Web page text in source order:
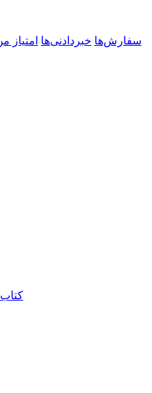
سفارش‌ها خبردادنی‌ها امتیاز